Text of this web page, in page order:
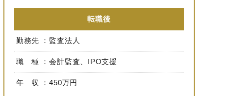
転職後
勤務先 監査法人
職 種 会計監査、IPO支援
年 収 450万円